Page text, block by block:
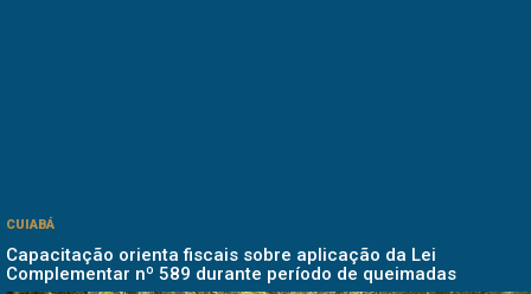
CUIABÁ
Capacitação orienta fiscais sobre aplicação da Lei
Complementar nº 589 durante período de queimadas